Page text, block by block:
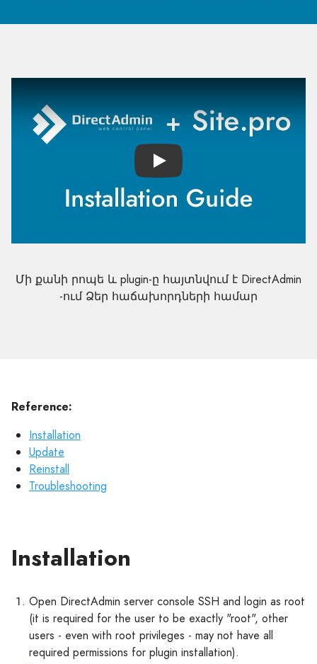
Play
Մի քանի րոպե և plugin-ը հայտնվում է DirectAdmin
-ում Ձեր հաճախորդների համար
Reference:
Installation
Update
Reinstall
Troubleshooting
Installation
Open DirectAdmin server console SSH and login as root
(it is required for the user to be exactly "root", other
users - even with root privileges - may not have all
required permissions for plugin installation).